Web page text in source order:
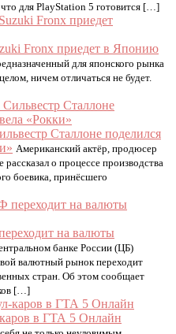
для PlayStation 5 готовится […]
Fronx приедет в Японию
для японского рынка
ничем отличаться не будет.
Сталлоне поделился
Американский актёр, продюсер
о процессе производства
боевика, принёсшего
на валюты
банке России (ЦБ)
валютный рынок переходит
стран. Об этом сообщает
[…]
в ГТА 5 Онлайн